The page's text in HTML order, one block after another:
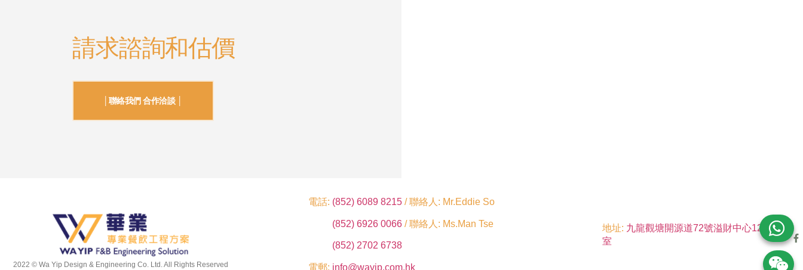
請求諮詢和估價
│聯絡我們 合作洽談 │
2022 © Wa Yip Design & Engineering Co. Ltd. All Rights Reserved
電話: (852) 6089 8215 / 聯絡人: Mr.Eddie So
(852) 6926 0066/ 聯絡人: Ms.Man Tse
(852) 2702 6738
電郵: info@wayip.com.hk
地址: 九龍觀塘開源道72號溢財中心12樓6
室